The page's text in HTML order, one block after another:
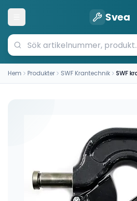
Öppna meny Svea
Hem Produkter SWF Krantechnik SWF